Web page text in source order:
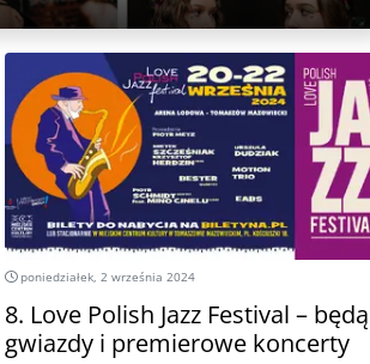
poniedziałek, 2 września 2024
8. Love Polish Jazz Festival – będą
gwiazdy i premierowe koncerty